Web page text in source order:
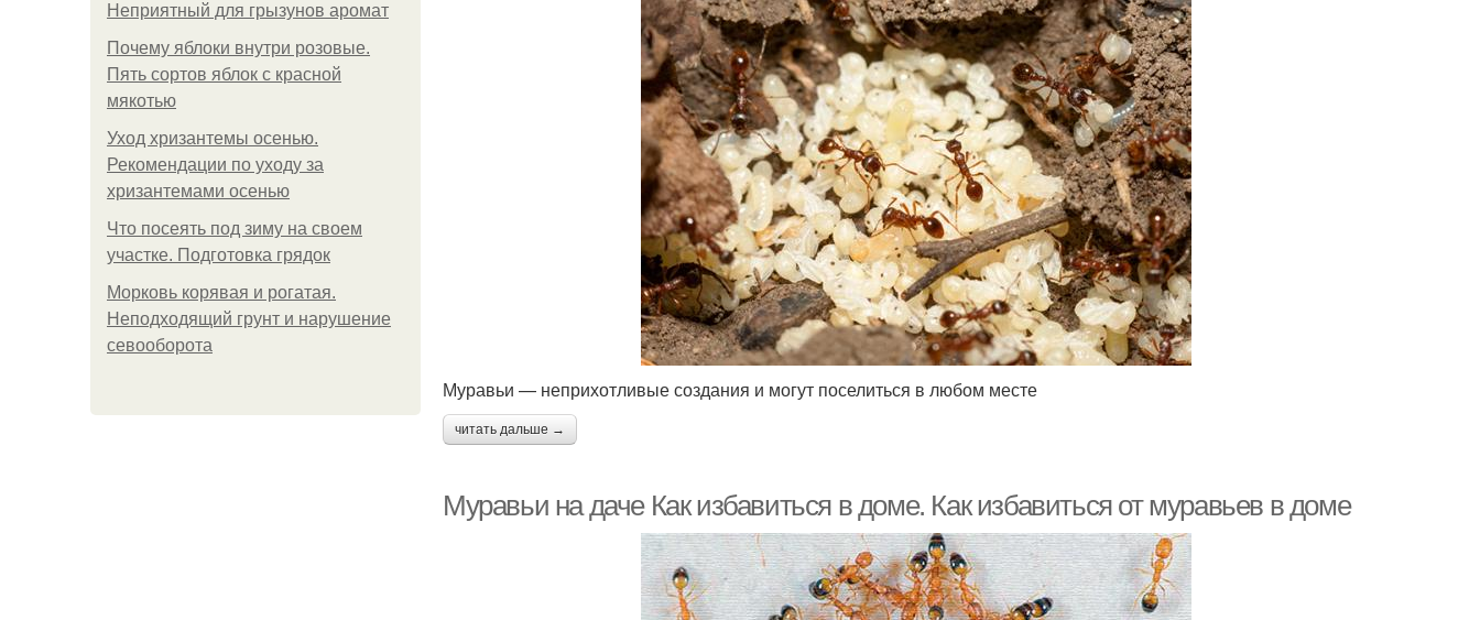
Неприятный для грызунов аромат
Почему яблоки внутри розовые.
Пять сортов яблок с красной
мякотью
Уход хризантемы осенью.
Рекомендации по уходу за
хризантемами осенью
Что посеять под зиму на своем
участке. Подготовка грядок
Морковь корявая и рогатая.
Неподходящий грунт и нарушение
севооборота
Муравьи — неприхотливые создания и могут поселиться в любом месте
читать дальше →
Муравьи на даче Как избавиться в доме. Как избавиться от муравьев в доме